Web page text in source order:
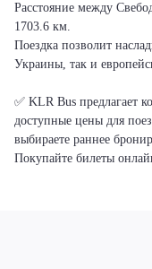
Расстояние между
1703.6 км.
Поездка позволит
Украины, так и
✅ KLR Bus предлагает
доступные цены для
выбираете раннее
Покупайте билеты